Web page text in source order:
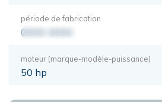
période de fabrication
0000-0000
moteur (marque-modèle-puissance)
50 hp